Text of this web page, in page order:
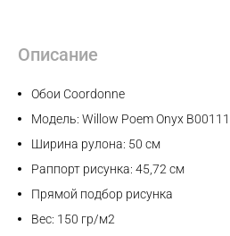
Описание
Обои Coordonne
Модель: Willow Poem Onyx B00111
Ширина рулона: 50 см
Раппорт рисунка: 45,72 см
Прямой подбор рисунка
Вес: 150 гр/м2